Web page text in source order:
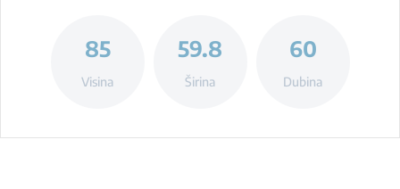
85
Visina
59.8
Širina
60
Dubina